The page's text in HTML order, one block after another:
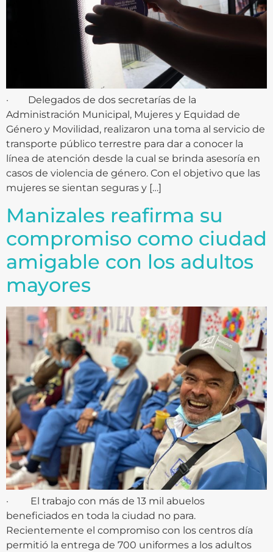
· Delegados de dos secretarías de la
Administración Municipal, Mujeres y Equidad de
Género y Movilidad, realizaron una toma al servicio de
transporte público terrestre para dar a conocer la
línea de atención desde la cual se brinda asesoría en
casos de violencia de género. Con el objetivo que las
mujeres se sientan seguras y […]
Manizales reafirma su
compromiso como ciudad
amigable con los adultos
mayores
· El trabajo con más de 13 mil abuelos
beneficiados en toda la ciudad no para.
Recientemente el compromiso con los centros día
permitió la entrega de 700 uniformes a los adultos